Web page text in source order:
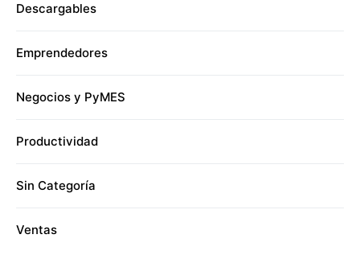
Descargables
Emprendedores
Negocios y PyMES
Productividad
Sin Categoría
Ventas